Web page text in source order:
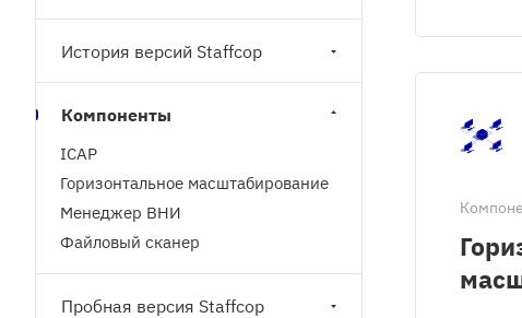
История версий Staffcop
Компоненты
ICAP
Горизонтальное масштабирование
Менеджер ВНИ
Файловый сканер
Пробная версия Staffcop